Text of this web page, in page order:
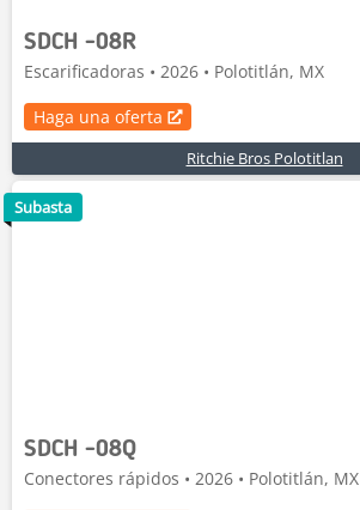
SDCH -08R
Escarificadoras • 2026 • Polotitlán, MX
Haga una oferta
Ritchie Bros Polotitlan
SDCH -08Q
Conectores rápidos • 2026 • Polotitlán, MX
Subasta